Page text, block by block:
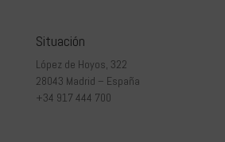
Situación
López de Hoyos, 322
28043 Madrid – España
+34 917 444 700